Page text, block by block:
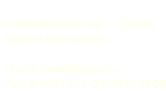
Главный редактор — Грачев
Сергей Викторович.
Почта: mail@5uglov.ru
Тел. 8 (812) 274-35-25 (c 12.00